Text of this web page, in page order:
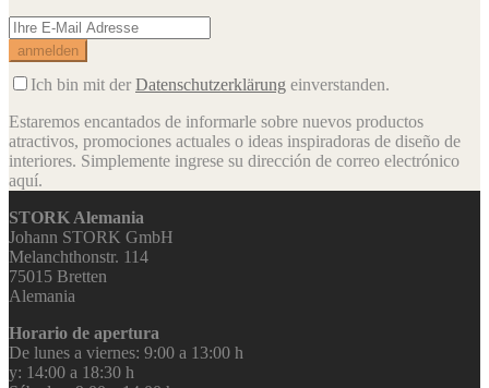
Ich bin mit der Datenschutzerklärung einverstanden.
Estaremos encantados de informarle sobre nuevos productos
atractivos, promociones actuales o ideas inspiradoras de diseño de
interiores. Simplemente ingrese su dirección de correo electrónico
aquí.
STORK Alemania
Johann STORK GmbH
Melanchthonstr. 114
75015 Bretten
Alemania
Horario de apertura
De lunes a viernes: 9:00 a 13:00 h
y: 14:00 a 18:30 h